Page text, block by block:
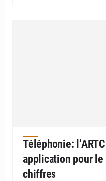
Téléphonie:
application pour le
chiffres